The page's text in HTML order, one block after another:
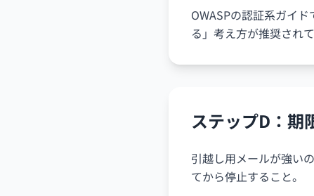
OWASPの認証系ガイ
る」考え方が推奨され
ステップD：期
引越し用メールが強い
てから停止すること。